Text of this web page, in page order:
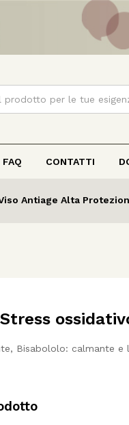
FAQ CONTATTI
Antiage Alta
Bisabololo: calmante e